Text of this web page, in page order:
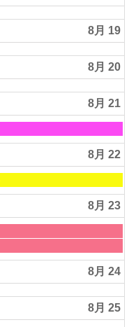
8月 19
8月 20
8月 21
8月 22
8月 23
8月 24
8月 25